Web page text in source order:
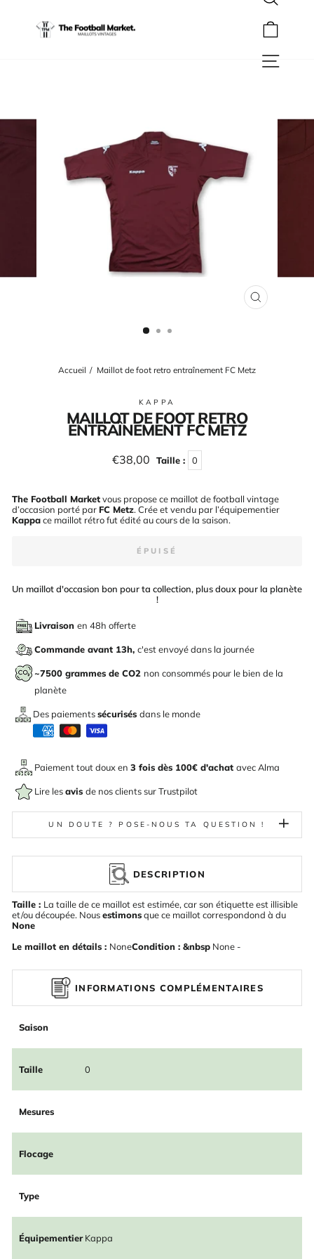
Rechercher
Navigation
FERMER
Accueil / Maillot de foot retro entraînement FC Metz
KAPPA
MAILLOT DE FOOT RETRO
ENTRAÎNEMENT FC METZ
Prix
régulier
€38,00 Taille : 0
The Football Marketvous propose ce maillot de football vintage
d’occasion porté par FC Metz. Crée et vendu par l’équipementier
Kappace maillot rétro fut édité au cours de la saison.
ÉPUISÉ
Un maillot d'occasion bon pour ta collection, plus doux pour la planète
!
Livraison en 48h offerte
Commande avant 13h, c'est envoyé dans la journée
~7500 grammes de CO2 non consommés pour le bien de la
planète
Des paiementssécurisés dans le monde
Paiement tout doux en 3 fois dès 100€ d'achat avecAlma
Lire lesavis de nos clients sur Trustpilot
UN DOUTE ? POSE-NOUS TA QUESTION !
DESCRIPTION
Taille : La taille de ce maillot est estimée, car son étiquette est illisible
et/ou découpée. Nousestimonsque ce maillot correspondond à du
None
Le maillot en détails : NoneCondition : &nbsp None -
INFORMATIONS COMPLÉMENTAIRES
Saison
Taille 0
Mesures
Flocage
Type
Équipementier Kappa